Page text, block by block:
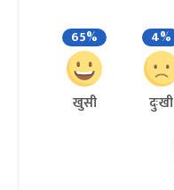
65%
खुसी
4%
दुःखी